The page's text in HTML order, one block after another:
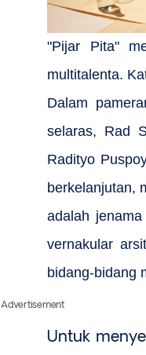
"Pijar Pita"
multitalenta.
Dalam
selaras, Rad
Radityo
berkelanjutan,
adalah
vernakular
bidang-bidang
Advertisement
Untuk